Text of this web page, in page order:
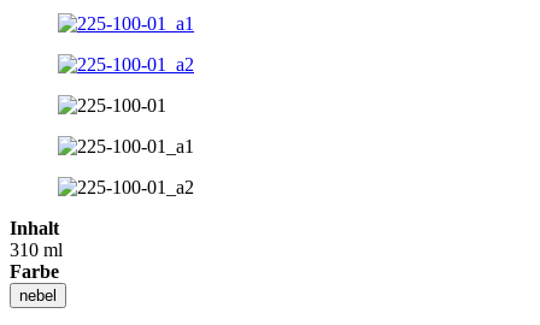
Inhalt
310 ml
Farbe
nebel